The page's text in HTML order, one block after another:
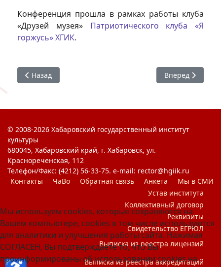
Конференция прошла в рамках работы клуба
«Друзей музея» Патриотического клуба «Я
горжусь» ХГИК.
Предыдущий: #ЯГоржусь : Викторина ко Дню музеев
Назад Следующий:
Вперед
© 2008-2026 Хабаровский государственный институт
культуры
680045, Хабаровский край, г. Хабаровск, ул.
Краснореченская, 112
Телефон/Факс: (4212) 56-33-75. e-mail: rector@hgiik.ru
Контакты
ЧаВо Обратная связь Анкета
Мы в СМИ
Устав института
Коллективный договор
Реквизиты
Свидетельство ЕГРЮЛ
Выписка из реестра лицензий
Выписка из реестра аккредитаций
Мы используем cookies, которые сохраняются на
Вашем компьютере, cookies в том числе используются
для аналитики и улучшения работы сайта. Нажимая
СОГЛАСЕН, Вы подтверждаете то, что Вы
проинформированы об использовании cookies на